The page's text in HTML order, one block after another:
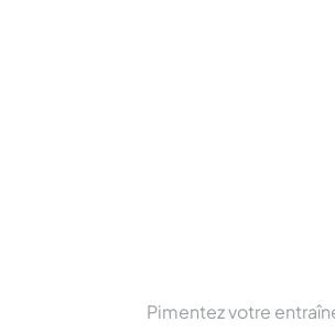
Pimentez votre